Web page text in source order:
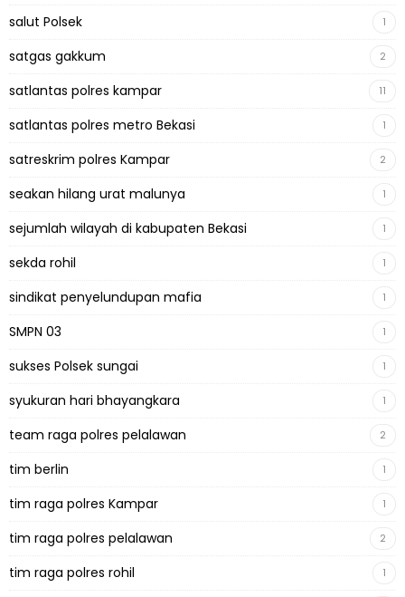
salut Polsek 1
satgas gakkum 2
satlantas polres kampar 11
satlantas polres metro Bekasi 1
satreskrim polres Kampar 2
seakan hilang urat malunya 1
sejumlah wilayah di kabupaten Bekasi 1
sekda rohil 1
sindikat penyelundupan mafia 1
SMPN 03 1
sukses Polsek sungai 1
syukuran hari bhayangkara 1
team raga polres pelalawan 2
tim berlin 1
tim raga polres Kampar 1
tim raga polres pelalawan 2
tim raga polres rohil 1